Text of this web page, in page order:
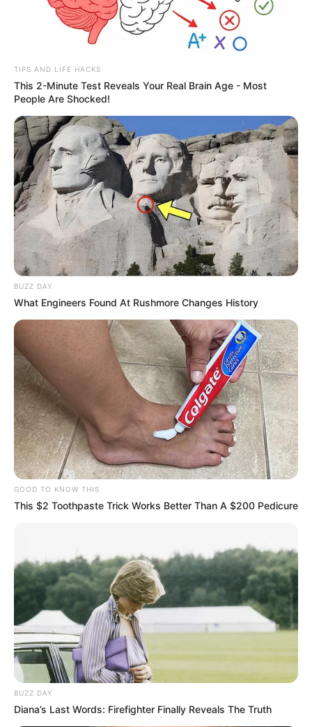
TIPS AND LIFE HACKS
This 2-Minute Test Reveals Your Real Brain Age - Most
People Are Shocked!
BUZZ DAY
What Engineers Found At Rushmore Changes History
GOOD TO KNOW THIS
This $2 Toothpaste Trick Works Better Than A $200 Pedicure
BUZZ DAY
Diana’s Last Words: Firefighter Finally Reveals The Truth